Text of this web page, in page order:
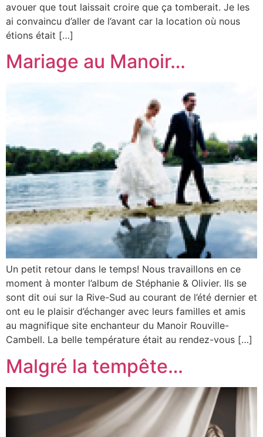
avouer que tout laissait croire que ça tomberait. Je les
ai convaincu d’aller de l’avant car la location où nous
étions était […]
Mariage au Manoir…
Un petit retour dans le temps! Nous travaillons en ce
moment à monter l’album de Stéphanie & Olivier. Ils se
sont dit oui sur la Rive-Sud au courant de l’été dernier et
ont eu le plaisir d’échanger avec leurs familles et amis
au magnifique site enchanteur du Manoir Rouville-
Cambell. La belle température était au rendez-vous […]
Malgré la tempête…